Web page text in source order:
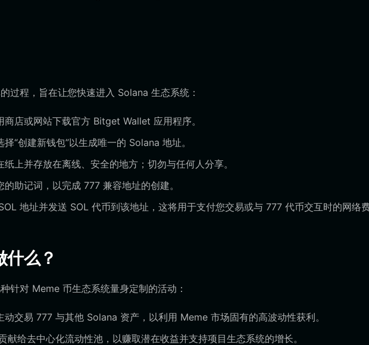
过程，旨在让您快速进入 Solana 生态系统：
商店或网站下载官方 Bitget Wallet 应用程序。
“创建新钱包”以生成唯一的 Solana 地址。
纸上并存放在离线、安全的地方；切勿与任何人分享。
助记词，以完成 777 兼容地址的创建。
地址并发送 SOL 代币到该地址，这将用于支付您交易或与 777 代币交互时的网络费
么？
针对 Meme 币生态系统量身定制的活动：
动交易 777 与其他 Solana 资产，以利用 Meme 市场固有的高波动性获利。
献给去中心化流动性池，以赚取潜在收益并支持项目生态系统的增长。